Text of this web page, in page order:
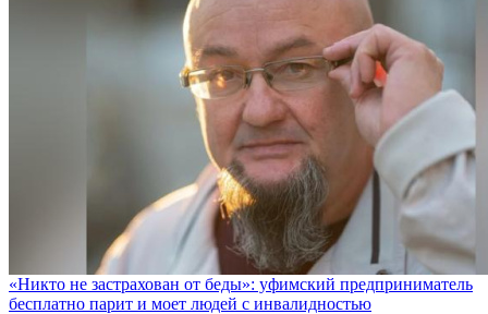
«Никто не заcтрахован от беды»: уфимский предприниматель
бесплатно парит и моет людей с инвалидностью